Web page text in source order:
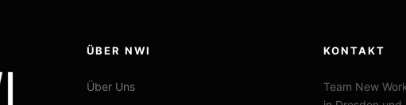
ÜBER NWI
Über Uns
KONTAKT
Team New